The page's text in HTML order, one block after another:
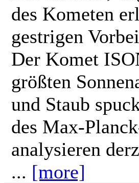
des Kometen
gestrigen
Der Komet
größten
und Staub
des Max-
analysieren
... [more]